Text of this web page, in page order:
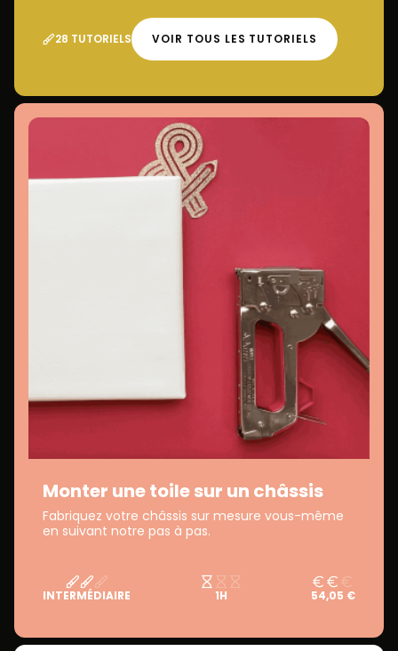
28 TUTORIELS VOIR TOUS LES TUTORIELS
Monter une toile sur un châssis
Fabriquez votre châssis sur mesure vous-même
en suivant notre pas à pas.
INTERMÉDIAIRE 1H 54,05 €